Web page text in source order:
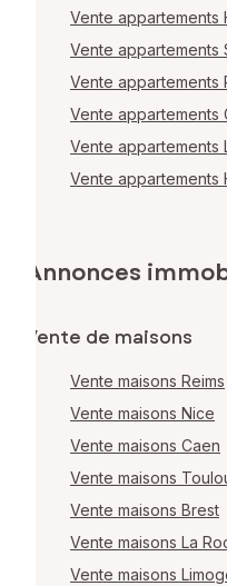
Vente appartements
Vente appartements
Vente appartements
Vente appartements
Vente appartements
Vente appartements
Annonces
Vente de maisons
Vente maisons Reims
Vente maisons Nice
Vente maisons Caen
Vente maisons
Vente maisons Brest
Vente maisons La
Vente maisons